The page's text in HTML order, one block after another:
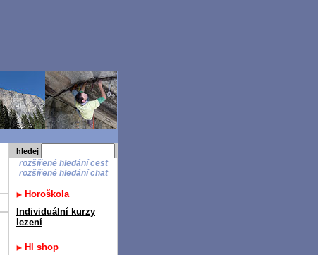
hledej
rozšířené hledání cest
rozšířené hledání chat
Horoškola
Individuální kurzy
lezení
HI shop